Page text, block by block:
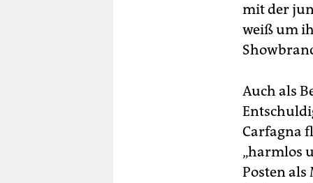
mit der
weiß um
Auch als
Carfagna
„harmlos
Posten